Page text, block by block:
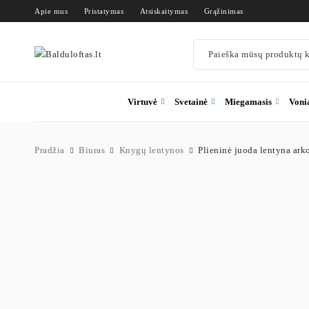
Apie mus Pristatymas Atsiskaitymas Grąžinimas
Virtuvė Svetainė Miegamasis
Pradžia Biuras Knygų lentynos Plieninė juoda lentyna